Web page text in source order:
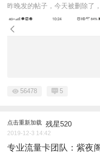
昨晚发的帖子，今天被删除了
56478 5
点击重新加载 残星520
2019-12-3 14:42
专业流量卡团队：紫夜